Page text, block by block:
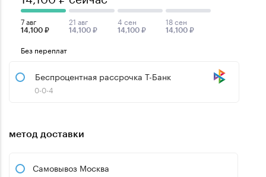
7 авг
14,100 ₽
21 авг
14,100 ₽
4 сен
14,100 ₽
18 сен
14,100 ₽
Без переплат
Беспроцентная рассрочка Т-Банк
0-0-4
метод доставки
Самовывоз Москва